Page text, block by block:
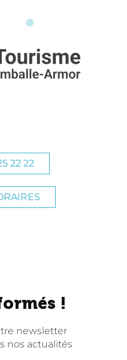
22 22
!
newsletter
nos actualités